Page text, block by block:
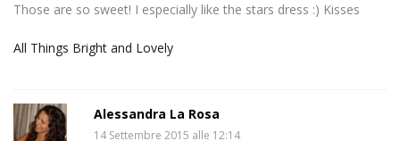
Those are so sweet! I especially like the stars dress :) Kisses
All Things Bright and Lovely
Alessandra La Rosa
14 Settembre 2015 alle 12:14